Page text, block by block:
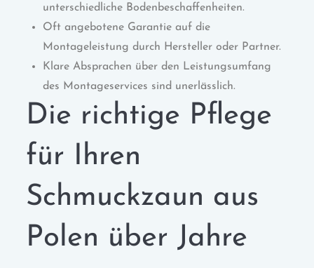
unterschiedliche Bodenbeschaffenheiten.
Oft angebotene Garantie auf die
Montageleistung durch Hersteller oder Partner.
Klare Absprachen über den Leistungsumfang
des Montageservices sind unerlässlich.
Die richtige Pflege
für Ihren
Schmuckzaun aus
Polen über Jahre